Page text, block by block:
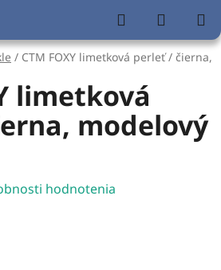
Hľadať
KOŠÍK
/ CTM FOXY limetková perleť / čierna,
limetková
modelový
hodnotenia